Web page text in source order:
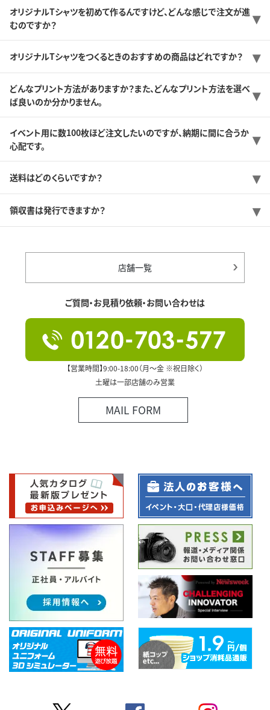
オリジナルTシャツを初めて作るんですけど、どんな感じで注文が進
むのですか？
オリジナルTシャツをつくるときのおすすめの商品はどれですか？
どんなプリント方法がありますか？また、どんなプリント方法を選べ
ば良いのか分かりません。
イベント用に数100枚ほど注文したいのですが、納期に間に合うか
心配です。
送料はどのくらいですか？
領収書は発行できますか？
店舗一覧
ご質問・お見積り依頼・お問い合わせは
【営業時間】9:00-18:00（月～金 ※祝日除く）
土曜は一部店舗のみ営業
MAIL FORM